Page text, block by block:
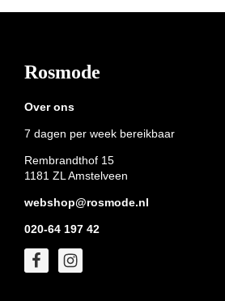
Footer
Rosmode
Over ons
7 dagen per week bereikbaar
Rembrandthof 15
1181 ZL Amstelveen
webshop@rosmode.nl
020-64 197 42